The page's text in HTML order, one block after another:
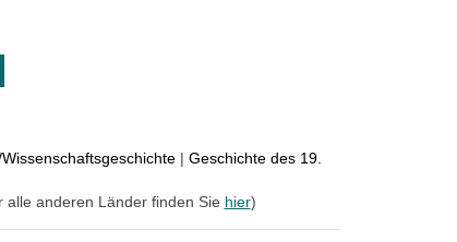
| Geschichte des 19.
anderen Länder finden Sie hier)